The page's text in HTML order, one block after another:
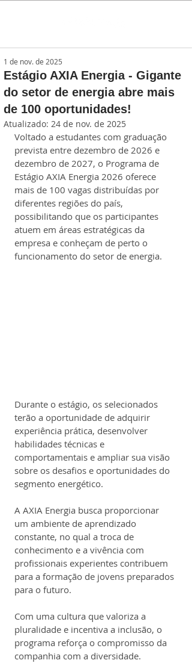
Estágio AXIA Energia - Gigante
do setor de energia abre mais
de 100 oportunidades!
1 de nov. de 2025
Atualizado: 24 de nov. de 2025
Voltado a estudantes com graduação
prevista entre dezembro de 2026 e
dezembro de 2027, o Programa de
Estágio AXIA Energia 2026 oferece
mais de 100 vagas distribuídas por
diferentes regiões do país,
possibilitando que os participantes
atuem em áreas estratégicas da
empresa e conheçam de perto o
funcionamento do setor de energia.
Durante o estágio, os selecionados
terão a oportunidade de adquirir
experiência prática, desenvolver
habilidades técnicas e
comportamentais e ampliar sua visão
sobre os desafios e oportunidades do
segmento energético.
A AXIA Energia busca proporcionar
um ambiente de aprendizado
constante, no qual a troca de
conhecimento e a vivência com
profissionais experientes contribuem
para a formação de jovens preparados
para o futuro.
Com uma cultura que valoriza a
pluralidade e incentiva a inclusão, o
programa reforça o compromisso da
companhia com a diversidade.